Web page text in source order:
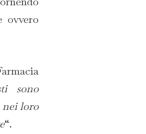
ovvero
sono
nei loro
“.